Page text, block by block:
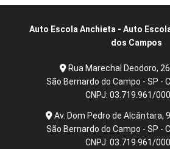
Auto Escola Anchieta - Auto
dos Campos
Rua Marechal Deodoro,
São Bernardo do Campo - SP -
CNPJ: 03.719.961/
Av. Dom Pedro de Alcântara,
São Bernardo do Campo - SP -
CNPJ: 03.719.961/